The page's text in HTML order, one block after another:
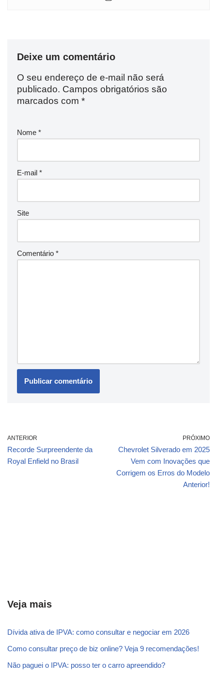
Deixe um comentário
O seu endereço de e-mail não será
publicado. Campos obrigatórios são
marcados com *
Nome *
E-mail *
Site
Comentário *
ANTERIOR
Recorde Surpreendente da
Royal Enfield no Brasil
PRÓXIMO
Chevrolet Silverado em 2025
Vem com Inovações que
Corrigem os Erros do Modelo
Anterior!
Veja mais
Dívida ativa de IPVA: como consultar e negociar em 2026
Como consultar preço de biz online? Veja 9 recomendações!
Não paguei o IPVA: posso ter o carro apreendido?